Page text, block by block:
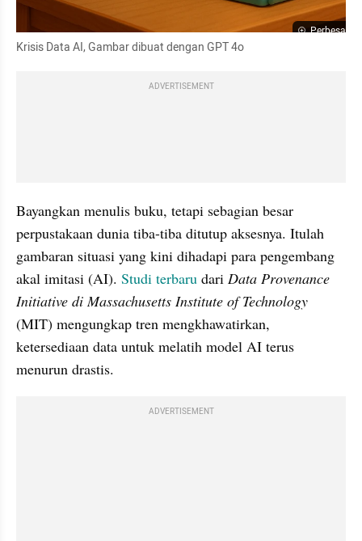
Perbesar
Krisis Data AI, Gambar dibuat dengan GPT 4o
ADVERTISEMENT
Bayangkan menulis buku, tetapi sebagian besar
perpustakaan dunia tiba-tiba ditutup aksesnya. Itulah
gambaran situasi yang kini dihadapi para pengembang
akal imitasi (AI). Studi terbaru dari Data Provenance
(MIT) mengungkap tren mengkhawatirkan,
ketersediaan data untuk melatih model AI terus
menurun drastis.
ADVERTISEMENT